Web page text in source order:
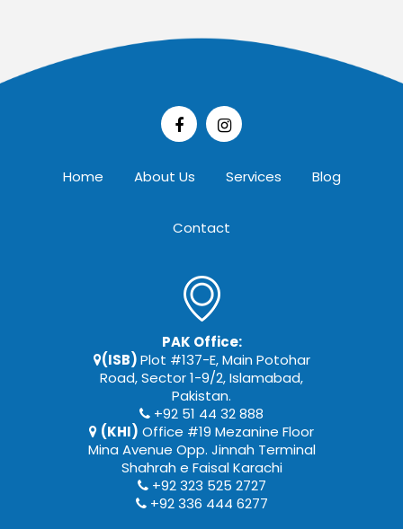
Home About Us Services Blog
Contact
PAK Office:
(ISB)Plot #137-E, Main Potohar
Road, Sector 1-9/2, Islamabad,
Pakistan.
+92 51 44 32 888
(KHI) Office #19 Mezanine Floor
Mina Avenue Opp. Jinnah Terminal
Shahrah e Faisal Karachi
+92 323 525 2727
+92 336 444 6277